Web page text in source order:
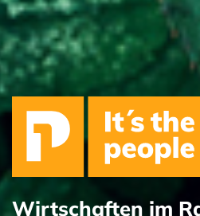
Wirtschaften im